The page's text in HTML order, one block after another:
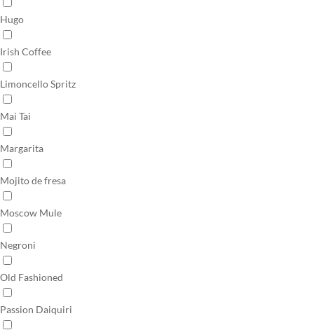
Hugo
Irish Coffee
Limoncello Spritz
Mai Tai
Margarita
Mojito de fresa
Moscow Mule
Negroni
Old Fashioned
Passion Daiquiri